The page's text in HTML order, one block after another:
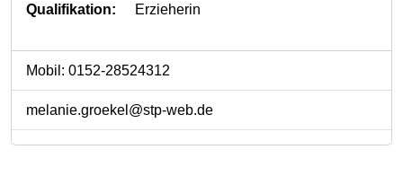
Qualifikation: Erzieherin
Mobil: 0152-28524312
melanie.groekel@stp-web.de